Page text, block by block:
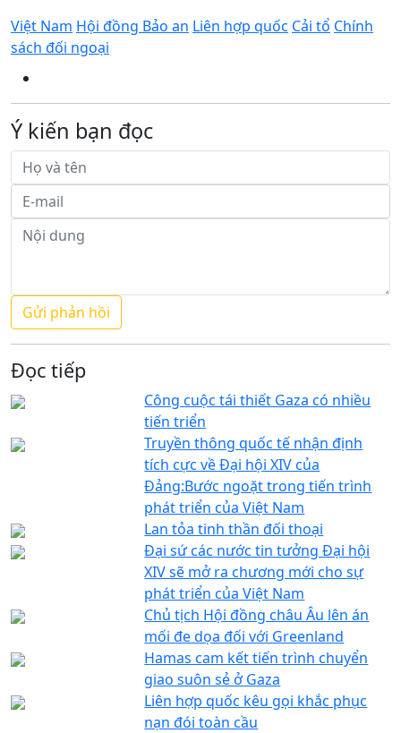
Việt Nam Hội đồng Bảo an Liên hợp quốc Cải tổ Chính
sách đối ngoại
Ý kiến bạn đọc
Đọc tiếp
Công cuộc tái thiết Gaza có nhiều
tiến triển
Truyền thông quốc tế nhận định
tích cực về Đại hội XIV của
Đảng:Bước ngoặt trong tiến trình
phát triển của Việt Nam
Lan tỏa tinh thần đối thoại
Đại sứ các nước tin tưởng Đại hội
XIV sẽ mở ra chương mới cho sự
phát triển của Việt Nam
Chủ tịch Hội đồng châu Âu lên án
mối đe dọa đối với Greenland
Hamas cam kết tiến trình chuyển
giao suôn sẻ ở Gaza
Liên hợp quốc kêu gọi khắc phục
nạn đói toàn cầu